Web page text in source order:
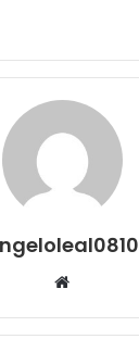
Website